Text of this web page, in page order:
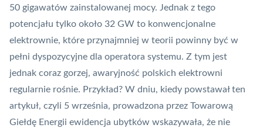
50 gigawatów zainstalowanej mocy. Jednak z tego
potencjału tylko około 32 GW to konwencjonalne
elektrownie, które przynajmniej w teorii powinny być w
pełni dyspozycyjne dla operatora systemu. Z tym jest
jednak coraz gorzej, awaryjność polskich elektrowni
regularnie rośnie. Przykład? W dniu, kiedy powstawał ten
artykuł, czyli 5 września, prowadzona przez Towarową
Giełdę Energii ewidencja ubytków wskazywała, że nie